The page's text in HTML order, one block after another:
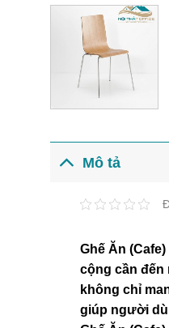
Mô tả
Ghế Ăn
cộng cần đến
không chỉ
giúp người